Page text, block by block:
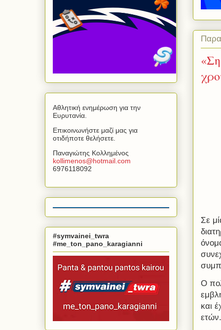
Σε
Ο
και
ετών.
Αθλητική ενημέρωση για την
Ευρυτανία.
Επικοινωνήστε μαζί μας για
οτιδήποτε θελήσετε.
Παναγιώτης Κολλημένος
kollimenos@hotmail com
6976118092
#symvainei_twra
#me_ton_pano_karagianni